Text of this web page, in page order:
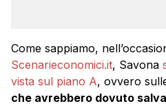
Come sappiamo,
Scenarieconomici.it, Savona
vista sul piano A, ovvero
che avrebbero dovuto